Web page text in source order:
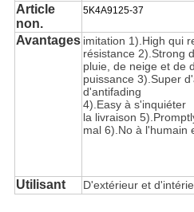
Article
non.
5K4A9125-37
Avantages imitation 1).High qui
résistance 2).Strong
pluie, de neige et de
puissance 3).Super
d'antifading
4).Easy à s'inquiéter
la livraison
mal 6).No à l'humain
Utilisant D'extérieur et